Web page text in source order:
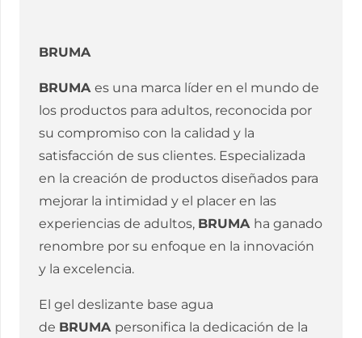
BRUMA
BRUMA es una marca líder en el mundo de
los productos para adultos, reconocida por
su compromiso con la calidad y la
satisfacción de sus clientes. Especializada
en la creación de productos diseñados para
mejorar la intimidad y el placer en las
experiencias de adultos, BRUMA ha ganado
renombre por su enfoque en la innovación
y la excelencia.
El gel deslizante base agua
de BRUMA personifica la dedicación de la